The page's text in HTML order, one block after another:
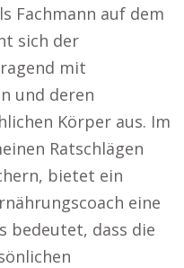
Fachmann auf dem
sich der
mit
und deren
Körper aus. Im
Ratschlägen
bietet ein
eine
bedeutet, dass die